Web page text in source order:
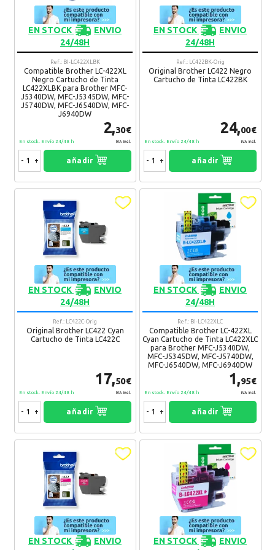
¿Recomendaría su compra?
0 Comentario(s)
EN STOCK
ENVIO
24/48H
Ref.: BI-LC422XLBK
Compatible Brother LC-422XL
Negro Cartucho de Tinta
LC422XLBK para Brother MFC-
J5340DW, MFC-J5345DW, MFC-
J5740DW, MFC-J6540DW, MFC-
J6940DW
2,30€
IVA Incl.
En stock. Envío 24/48 h
- + añadir
EN STOCK
ENVIO
24/48H
Ref.: LC422BK-Orig
Original Brother LC422 Negro
Cartucho de Tinta LC422BK
24,00€
IVA Incl.
En stock. Envío 24/48 h
- + añadir
EN STOCK
ENVIO
24/48H
Ref.: LC422C-Orig
Original Brother LC422 Cyan
Cartucho de Tinta LC422C
17,50€
IVA Incl.
En stock. Envío 24/48 h
- + añadir
EN STOCK
ENVIO
24/48H
Ref.: BI-LC422XLC
Compatible Brother LC-422XL
Cyan Cartucho de Tinta LC422XLC
para Brother MFC-J5340DW,
MFC-J5345DW, MFC-J5740DW,
MFC-J6540DW, MFC-J6940DW
1,95€
IVA Incl.
En stock. Envío 24/48 h
- + añadir
EN STOCK
ENVIO
EN STOCK
ENVIO